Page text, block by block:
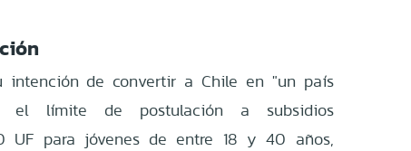
intención de convertir a Chile en "un país
el límite de postulación a subsidios
UF para jóvenes de entre 18 y 40 años,